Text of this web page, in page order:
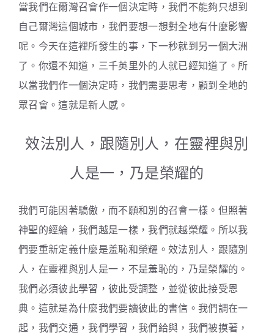
當我們在爾灣召會作一個決定時，我們不能夠只想到
自己爾灣這個城市，我們要想一想對全地有什麼影響
呢。今天在這裡所發生的事，下一秒就到另一個大洲
了。你還不知道，三千英里外的人就已經知道了。所
以當我們作一個決定時，我們需要思考，顧到全地的
眾召會。這就是新人感。
效法別人，跟隨別人，在靈裡與別
人是一，乃是榮耀的
我們可能因著驕傲，而不願和別的召會一樣。但照著
神聖的經綸，我們越是一樣，我們就越榮耀。所以我
們要重新定義什麼是羞恥和榮耀。效法別人，跟隨別
人，在靈裡與別人是一，不是羞恥的，乃是榮耀的。
我們必須彼此學習，彼此受調整，並從彼此接受恩
典。這就是為什麼我們要讀彼此的書信。我們調在一
起，我們交通，我們學習，我們給與，我們被摸著，